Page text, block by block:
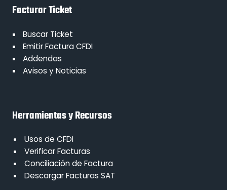
Facturar Ticket
Buscar Ticket
Emitir Factura CFDI
Addendas
Avisos y Noticias
Herramientas y Recursos
Usos de CFDI
Verificar Facturas
Conciliación de Factura
Descargar Facturas SAT